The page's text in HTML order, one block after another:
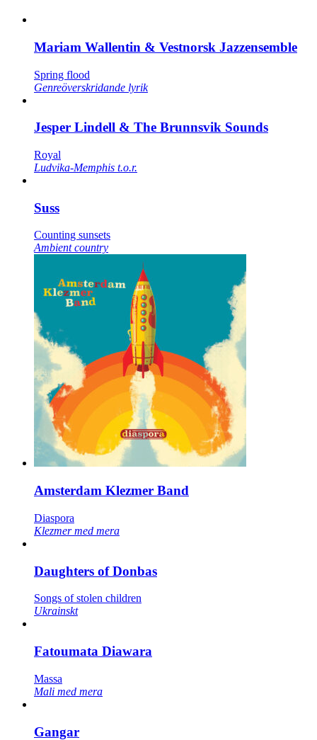
Mariam Wallentin & Vestnorsk Jazzensemble
Spring flood
Genreöverskridande lyrik
Jesper Lindell & The Brunnsvik Sounds
Royal
Ludvika-Memphis t.o.r.
Suss
Counting sunsets
Ambient country
Amsterdam Klezmer Band
Diaspora
Klezmer med mera
Daughters of Donbas
Songs of stolen children
Ukrainskt
Fatoumata Diawara
Massa
Mali med mera
Gangar